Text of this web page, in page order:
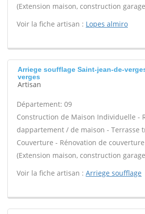
(Extension maison, construction
Voir la fiche artisan : Lopes almiro
Arriege soufflage Saint-jean-de-
verges
Artisan
Département: 09
Construction de Maison Individuelle -
dappartement / de maison - Terrasse
Couverture - Rénovation de
(Extension maison, construction
Voir la fiche artisan : Arriege soufflage